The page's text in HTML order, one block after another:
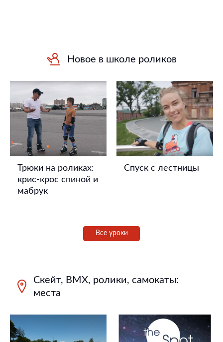
Новое в школе роликов
Трюки на роликах:
крис-крос спиной и
мабрук
Спуск с лестницы
Все уроки
Скейт, BMX, ролики, самокаты:
места